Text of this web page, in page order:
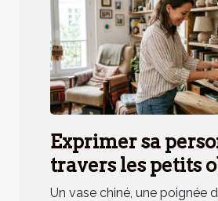
Exprimer sa
travers les petits
déco, mythe ou
Un vase chiné, une poignée